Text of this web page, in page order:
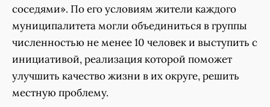
соседями». По его условиям жители каждого
муниципалитета могли объединиться в группы
численностью не менее 10 человек и выступить с
инициативой, реализация которой поможет
улучшить качество жизни в их округе, решить
местную проблему.